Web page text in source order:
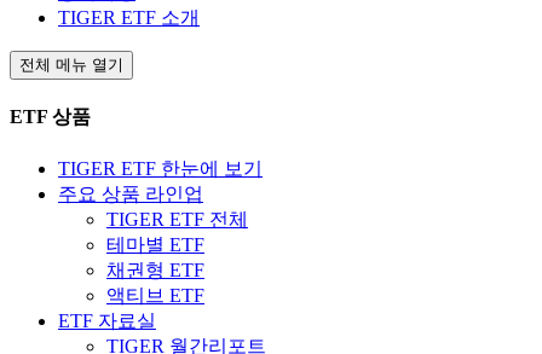
TIGER ETF 소개
전체 메뉴 열기
ETF 상품
TIGER ETF 한눈에 보기
주요 상품 라인업
TIGER ETF 전체
테마별 ETF
채권형 ETF
액티브 ETF
ETF 자료실
TIGER 월간리포트